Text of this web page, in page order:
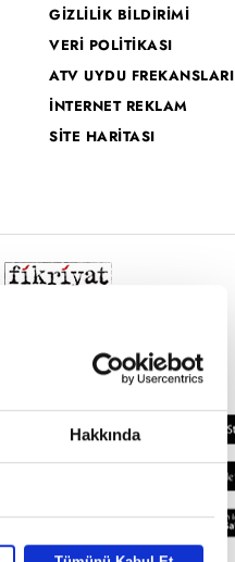
Hakkında
GİZLİLİK BİLDİRİMİ
VERİ POLİTİKASI
ATV UYDU FREKANSLARI
İNTERNET REKLAM
SİTE HARİTASI